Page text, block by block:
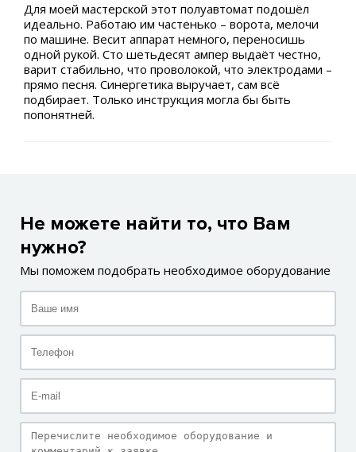
Для моей мастерской этот полуавтомат подошёл
идеально. Работаю им частенько – ворота, мелочи
по машине. Весит аппарат немного, переносишь
одной рукой. Сто шетьдесят ампер выдаёт честно,
варит стабильно, что проволокой, что электродами –
прямо песня. Синергетика выручает, сам всё
подбирает. Только инструкция могла бы быть
попонятней.
Не можете найти то, что Вам
нужно?
Мы поможем подобрать необходимое оборудование